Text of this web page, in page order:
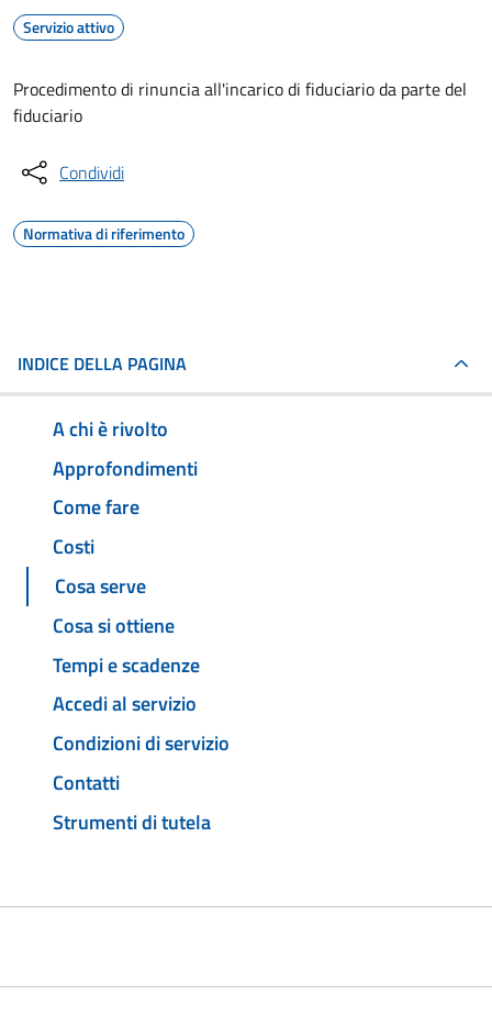
Servizio attivo
Procedimento di rinuncia all'incarico di fiduciario da parte del
fiduciario
Condividi
Normativa di riferimento
INDICE DELLA PAGINA
A chi è rivolto
Approfondimenti
Come fare
Costi
Cosa serve
Cosa si ottiene
Tempi e scadenze
Accedi al servizio
Condizioni di servizio
Contatti
Strumenti di tutela